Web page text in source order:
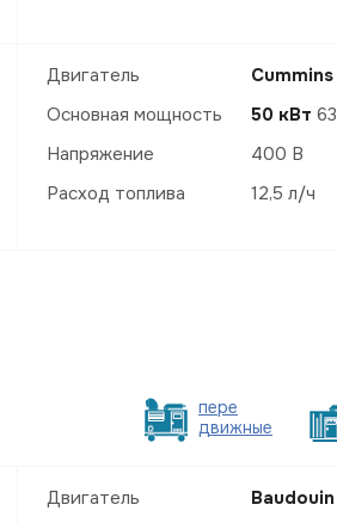
Двигатель Cummins
Основная мощность
50 кВт 63
Напряжение
400 В
Расход топлива
12,5 л/ч
пере
движные
Двигатель Baudouin